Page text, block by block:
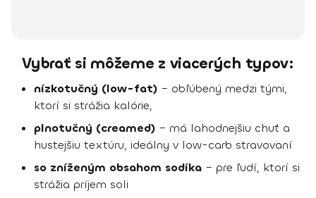
Vybrať si môžeme z viacerých typov:
nízkotučný (low-fat) – obľúbený medzi tými,
ktorí si strážia kalórie,
plnotučný (creamed) – má lahodnejšiu chuť a
hustejšiu textúru, ideálny v low-carb stravovaní
so zníženým obsahom sodíka – pre ľudí, ktorí si
strážia príjem soli